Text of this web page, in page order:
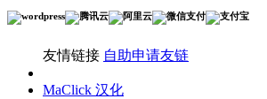
友情链接 自助申请友链
MaClick 汉化